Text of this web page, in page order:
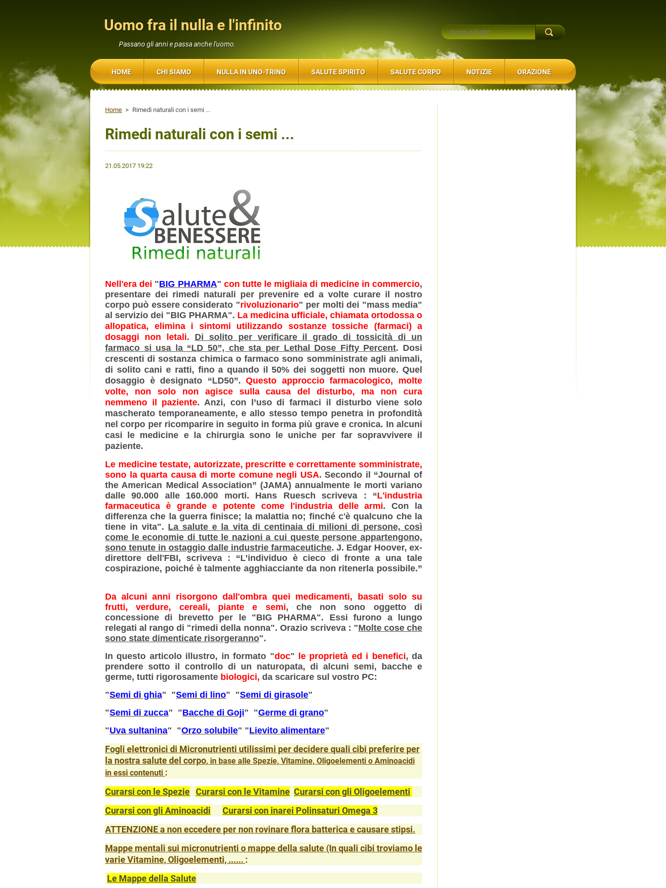
Uomo fra il nulla e l'infinito
Passano gli anni e passa anche l'uomo.
Home > Rimedi naturali con i semi ...
Rimedi naturali con i semi ...
21.05.2017 19:22
Nell'era dei "BIG PHARMA" con tutte le migliaia di medicine in commercio,
presentare dei rimedi naturali per prevenire ed a volte curare il nostro
corpo può essere considerato "rivoluzionario" per molti dei "mass media"
al servizio dei "BIG PHARMA". La medicina ufficiale, chiamata ortodossa o
allopatica, elimina i sintomi utilizzando sostanze tossiche (farmaci) a
dosaggi non letali. Di solito per verificare il grado di tossicità di un
farmaco si usa la “LD 50”, che sta per Lethal Dose Fifty Percent. Dosi
crescenti di sostanza chimica o farmaco sono somministrate agli animali,
di solito cani e ratti, fino a quando il 50% dei soggetti non muore. Quel
dosaggio è designato “LD50”.Questo approccio farmacologico, molte
volte, non solo non agisce sulla causa del disturbo, ma non cura
nemmeno il paziente. Anzi, con l’uso di farmaci il disturbo viene solo
mascherato temporaneamente, e allo stesso tempo penetra in profondità
nel corpo per ricomparire in seguito in forma più grave e cronica. In alcuni
casi le medicine e la chirurgia sono le uniche per far sopravvivere il
paziente.
Le medicine testate, autorizzate, prescritte e correttamente somministrate,
sono la quarta causa di morte comune negli USA. Secondo il “Journal of
the American Medical Association” (JAMA) annualmente le morti variano
dalle 90.000 alle 160.000 morti. Hans Ruesch scriveva : “L'industria
farmaceutica è grande e potente come l'industria delle armi. Con la
differenza che la guerra finisce; la malattia no; finché c'è qualcuno che la
tiene in vita". La salute e la vita di centinaia di milioni di persone, così
come le economie di tutte le nazioni a cui queste persone appartengono,
sono tenute in ostaggio dalle industrie farmaceutiche. J. Edgar Hoover, ex-
direttore dell'FBI, scriveva : “L’individuo è cieco di fronte a una tale
cospirazione, poiché è talmente agghiacciante da non ritenerla possibile.”
Da alcuni anni risorgono dall'ombra quei medicamenti, basati solo su
frutti, verdure, cereali, piante e semi, che non sono oggetto di
concessione di brevetto per le "BIG PHARMA". Essi furono a lungo
relegati al rango di "rimedi della nonna". Orazio scriveva : "Molte cose che
sono state dimenticate risorgeranno".
In questo articolo illustro, in formato "doc" le proprietà ed i benefici, da
prendere sotto il controllo di un naturopata, di alcuni semi, bacche e
germe, tutti rigorosamente biologici, da scaricare sul vostro PC:
"Semi di ghia" "Semi di lino" "Semi di girasole"
"Semi di zucca" "Bacche di Goji" "Germe di grano"
"Uva sultanina" "Orzo solubile" "Lievito alimentare"
Fogli elettronici di Micronutrienti utilissimi per decidere quali cibi preferire per
la nostra salute del corpo, in base alle Spezie, Vitamine, Oligoelementi o Aminoacidi
in essi contenuti :
Curarsi con le Spezie Curarsi con le Vitamine Curarsi con gli Oligoelementi
Curarsi con gli Aminoacidi
Curarsi con inarei Polinsaturi Omega 3
ATTENZIONE a non eccedere per non rovinare flora batterica e causare stipsi.
Mappe mentali sui micronutrienti o mappe della salute (In quali cibi troviamo le
varie Vitamine, Oligoelementi, ...... :
Le Mappe della Salute
HOME CHI SIAMO NULLA IN UNO-TRINO SALUTE SPIRITO SALUTE CORPO NOTIZIE ORAZIONE